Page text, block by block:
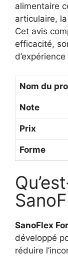
alimentaire
articulaire,
Cet avis
efficacité,
Nom du
Note
Prix
Forme
SanoFlex
développé
réduire